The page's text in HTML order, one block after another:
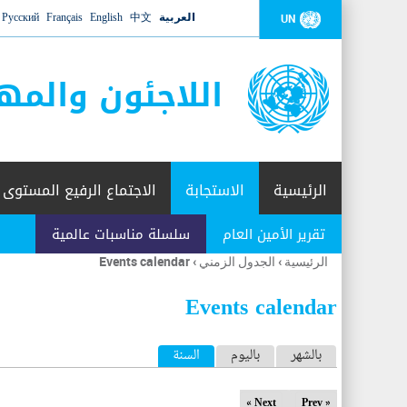
UN العربية 中文
English
Français
Русский
اللاجئون
الرئيسية الاستجابة
تقرير الأمين العام سلسلة مناسبات عالمية
الاجتماع الرفيع المستوى
أنت
هنا
الرئيسية › الجدول الزمني ›
Events calendar
Events calendar
ا
ل
بالشهر باليوم السنة (علامة التبويب النشطة)